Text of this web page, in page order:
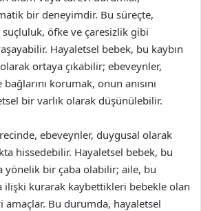
bir deneyimdir. Bu süreçte,
suçluluk, öfke ve çaresizlik gibi
Hayaletsel bebek, bu kaybın
ortaya çıkabilir; ebeveynler,
korumak, onun anısını
bir varlık olarak düşünülebilir.
ebeveynler, duygusal olarak
hissedebilir. Hayaletsel bebek, bu
yönelik bir çaba olabilir; aile, bu
ilişki kurarak kaybettikleri bebekle olan
amaçlar. Bu durumda, hayaletsel